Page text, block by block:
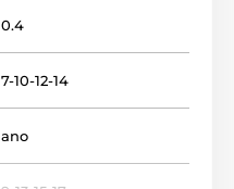
0.4
7-10-12-14
ano